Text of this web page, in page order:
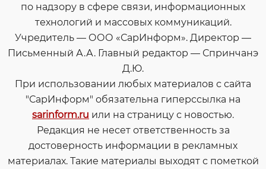
по надзору в сфере связи, информационных
технологий и массовых коммуникаций.
Учредитель — ООО «СарИнформ». Директор —
Письменный А.А. Главный редактор — Спринчанэ
Д.Ю.
При использовании любых материалов с сайта
"СарИнформ" обязательна гиперссылка на
sarinform.ru или на страницу с новостью.
Редакция не несет ответственность за
достоверность информации в рекламных
материалах. Такие материалы выходят с пометкой